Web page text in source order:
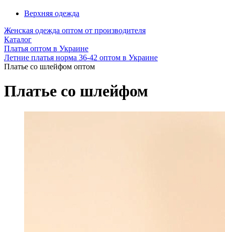
Верхняя одежда
Женская одежда оптом от производителя
Каталог
Платья оптом в Украине
Летние платья норма 36-42 оптом в Украине
Платье со шлейфом оптом
Платье со шлейфом